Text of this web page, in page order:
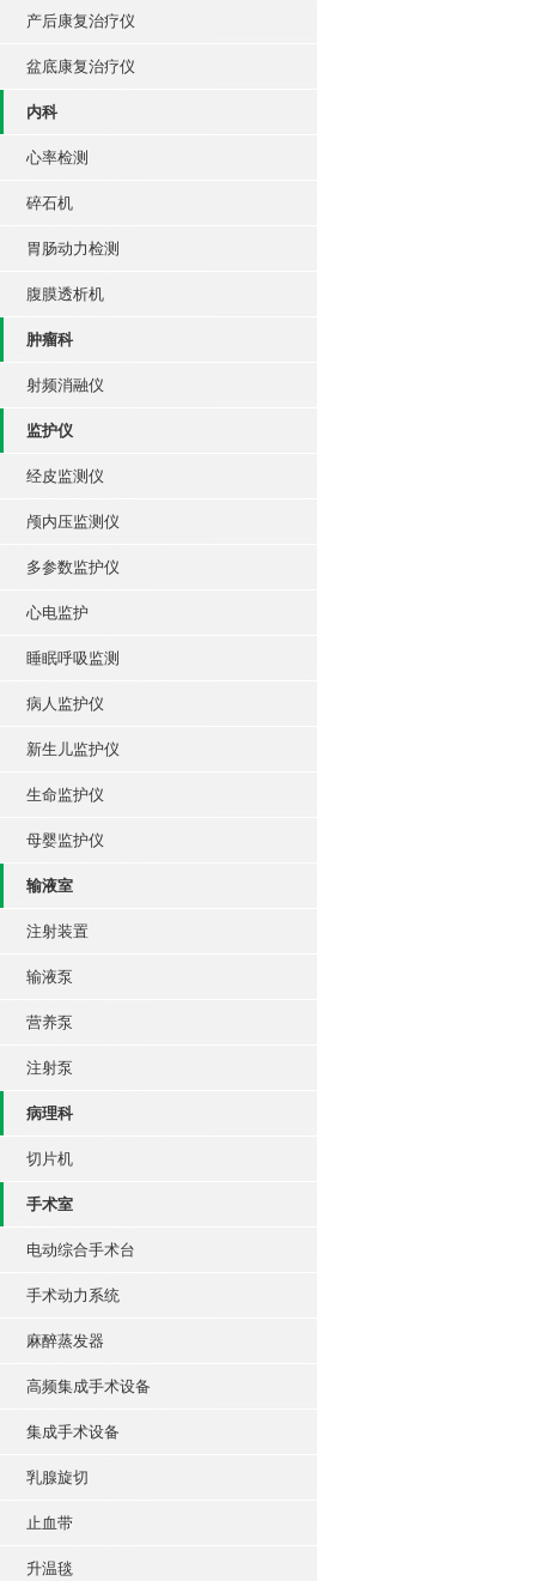
产后康复治疗仪
盆底康复治疗仪
内科
心率检测
碎石机
胃肠动力检测
腹膜透析机
肿瘤科
射频消融仪
监护仪
经皮监测仪
颅内压监测仪
多参数监护仪
心电监护
睡眠呼吸监测
病人监护仪
新生儿监护仪
生命监护仪
母婴监护仪
输液室
注射装置
输液泵
营养泵
注射泵
病理科
切片机
手术室
电动综合手术台
手术动力系统
麻醉蒸发器
高频集成手术设备
集成手术设备
乳腺旋切
止血带
升温毯